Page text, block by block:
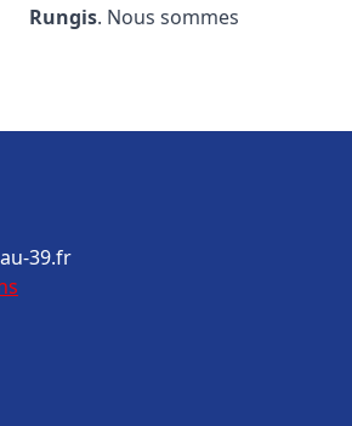
Rungis. Nous sommes
39.fr